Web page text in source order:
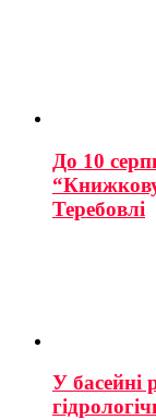
До 10
Теребовлі
У басейні